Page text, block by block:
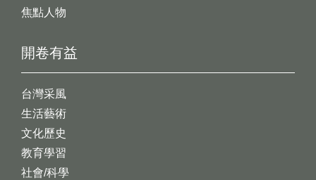
開卷有益
台灣采風
生活藝術
文化歷史
教育學習
社會/科學
焦點人物